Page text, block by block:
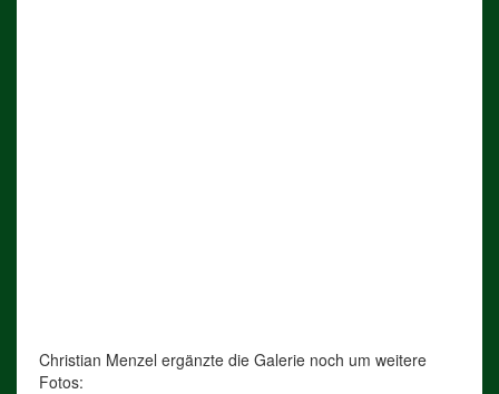
Christian Menzel ergänzte die Galerie noch um weitere
Fotos: